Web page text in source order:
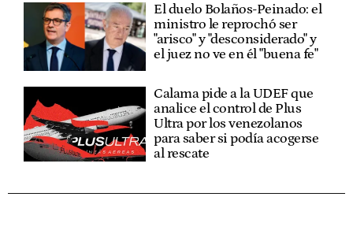
El duelo Bolaños-Peinado: el
ministro le reprochó ser
"arisco" y "desconsiderado" y
el juez no ve en él "buena fe"
Calama pide a la UDEF que
analice el control de Plus
Ultra por los venezolanos
para saber si podía acogerse
al rescate